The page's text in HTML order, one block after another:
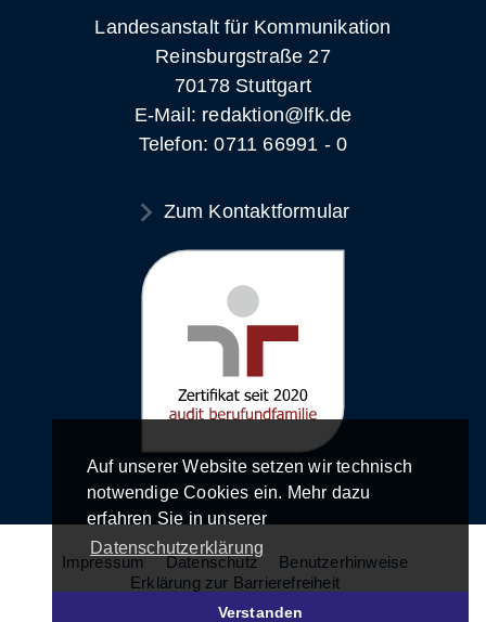
Auf unserer Website setzen wir technisch
notwendige Cookies ein. Mehr dazu
erfahren Sie in unserer
Datenschutzerklärung
Verstanden
Landesanstalt für Kommunikation
Reinsburgstraße 27
70178 Stuttgart
E-Mail: redaktion@lfk.de
Telefon: 0711 66991 - 0
Zum Kontaktformular
Impressum Datenschutz
Benutzerhinweise
Erklärung zur Barrierefreiheit
© LFK - Landesanstalt für Kommunikation 2026